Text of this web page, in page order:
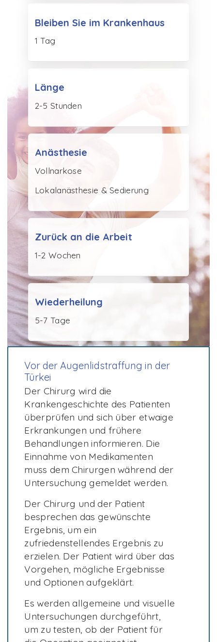
Bleiben Sie im Krankenhaus
1 Tag
Länge
2-5 Stunden
Anästhesie
Vollnarkose
Lokalanästhesie & Sedierung
Zurück an die Arbeit
1-2 Wochen
Wiederheilung
5-7 Tage
Vor der Augenlidstraffung in der
Türkei
Der Chirurg wird die
Krankengeschichte des Patienten
überprüfen und sich über etwaige
Erkrankungen und frühere
Behandlungen informieren. Die
Einnahme von Medikamenten
muss dem Chirurgen während der
Untersuchung gemeldet werden.
Der Chirurg und der Patient
besprechen das gewünschte
Ergebnis, um ein
zufriedenstellendes Ergebnis zu
erzielen. Der Patient wird über das
Vorgehen, mögliche Ergebnisse
und Optionen aufgeklärt.
Es werden allgemeine und visuelle
Untersuchungen durchgeführt,
um zu testen, ob der Patient für